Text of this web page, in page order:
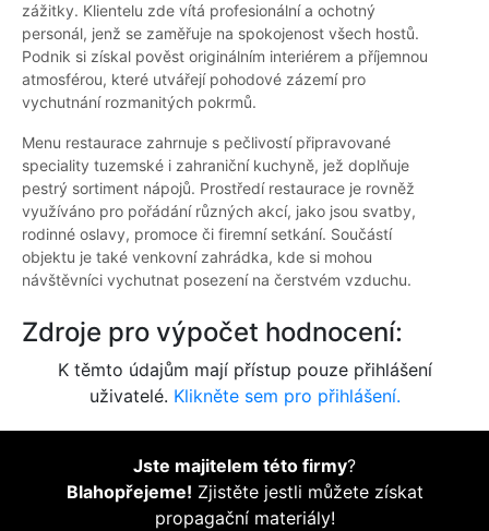
zážitky. Klientelu zde vítá profesionální a ochotný
personál, jenž se zaměřuje na spokojenost všech hostů.
Podnik si získal pověst originálním interiérem a příjemnou
atmosférou, které utvářejí pohodové zázemí pro
vychutnání rozmanitých pokrmů.
Menu restaurace zahrnuje s pečlivostí připravované
speciality tuzemské i zahraniční kuchyně, jež doplňuje
pestrý sortiment nápojů. Prostředí restaurace je rovněž
využíváno pro pořádání různých akcí, jako jsou svatby,
rodinné oslavy, promoce či firemní setkání. Součástí
objektu je také venkovní zahrádka, kde si mohou
návštěvníci vychutnat posezení na čerstvém vzduchu.
Zdroje pro výpočet hodnocení:
K těmto údajům mají přístup pouze přihlášení
uživatelé. Klikněte sem pro přihlášení.
Jste majitelem této firmy?
Blahopřejeme! Zjistěte jestli můžete získat
propagační materiály!